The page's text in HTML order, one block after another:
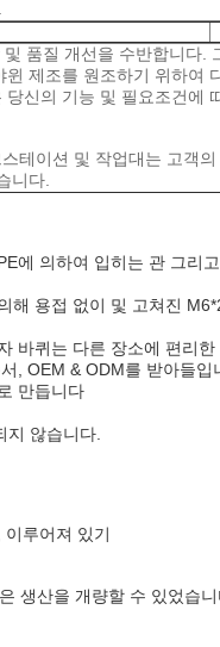
품질 개선을 수반합니다.
제조를 원조하기 위하여
신의 기능 및 필요조건에
테이션 및 작업대는 고객
니다.
에 의하여 입히는 관 그리
용접 없이 및 고쳐진
바퀴는 다른 장소에 편리한
, OEM & ODM를 받아들입
만듭니다
않습니다.
루어져 있기
생산을 개량할 수 있었습